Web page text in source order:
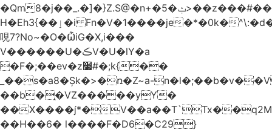
�Qm8�j��_.�]�}Z.S@�n+�5�ݑ>��z���#��,s
H�Eh3{��ٳ�i Fn�V�1����je�*�0k�^\:�d�0�AOoNܰ� vLa��b�@�6��CM��H̷�~��)����h��o
哯7?No~�O�ѼiG�X,i���
V������U�ڪV�U�lY�a
�F�;��ev�z׷#�;k{��
_��s�a8�Șk�>�ռ�Z~a-
��b�֑�VZ�����yΥ�
��X����*�
��H��6� l����F�D6�C29}